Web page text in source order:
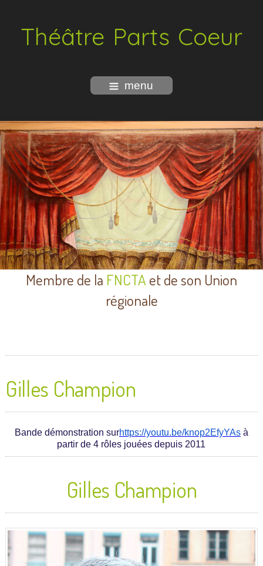
Théâtre Parts Coeur
menu
Membre de la FNCTA et de son Union
régionale
Gilles Champion
Bande démonstration surhttps://youtu.be/knop2EfyYAsà
partir de 4 rôles jouées depuis 2011
Gilles Champion